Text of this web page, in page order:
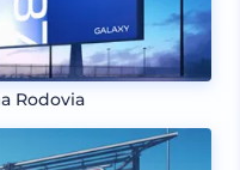
Rodovia